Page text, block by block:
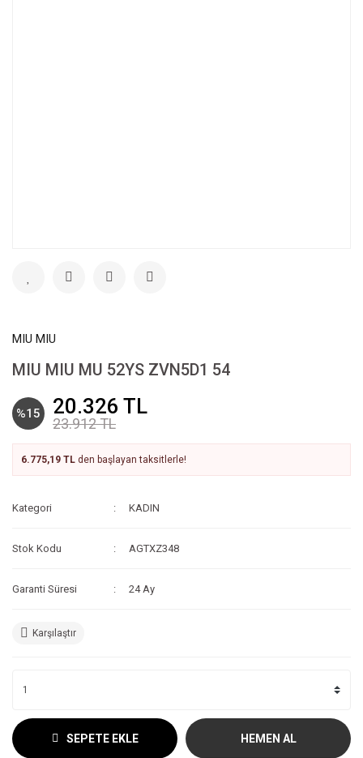
MIU MIU
MIU MIU MU 52YS ZVN5D1 54
%15 20.326 TL
23.912 TL
6.775,19 TL den başlayan taksitlerle!
Kategori KADIN
Stok Kodu AGTXZ348
Garanti Süresi 24 Ay
Karşılaştır
SEPETE EKLE HEMEN AL